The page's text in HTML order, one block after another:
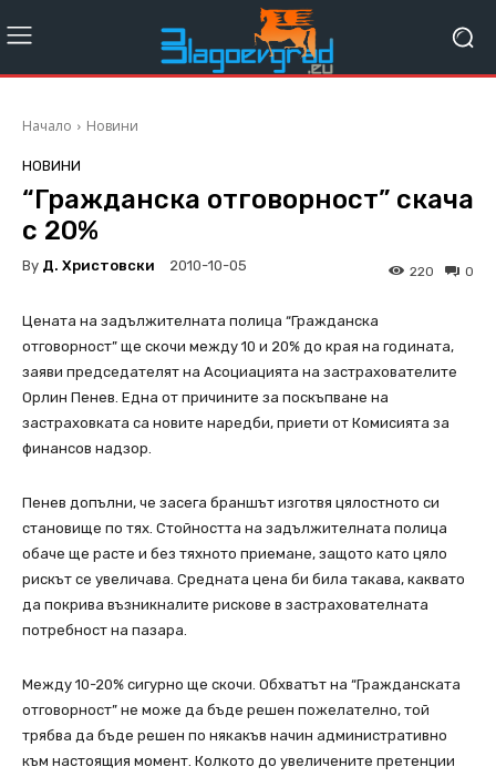
Начало Новини
НОВИНИ
“Гражданска отговорност” скача
с 20%
By Д. Христовски 2010-10-05 0
220
Цената на задължителната полица “Гражданска
отговорност” ще скочи между 10 и 20% до края на годината,
заяви председателят на Асоциацията на застрахователите
Орлин Пенев. Една от причините за поскъпване на
застраховката са новите наредби, приети от Комисията за
финансов надзор.
Пенев допълни, че засега браншът изготвя цялостното си
становище по тях. Стойността на задължителната полица
обаче ще расте и без тяхното приемане, защото като цяло
рискът се увеличава. Средната цена би била такава, каквато
да покрива възникналите рискове в застрахователната
потребност на пазара.
Между 10-20% сигурно ще скочи. Обхватът на “Гражданската
отговорност” не може да бъде решен пожелателно, той
трябва да бъде решен по някакъв начин административно
към настоящия момент. Колкото до увеличените претенции